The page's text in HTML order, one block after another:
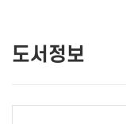
도서정보